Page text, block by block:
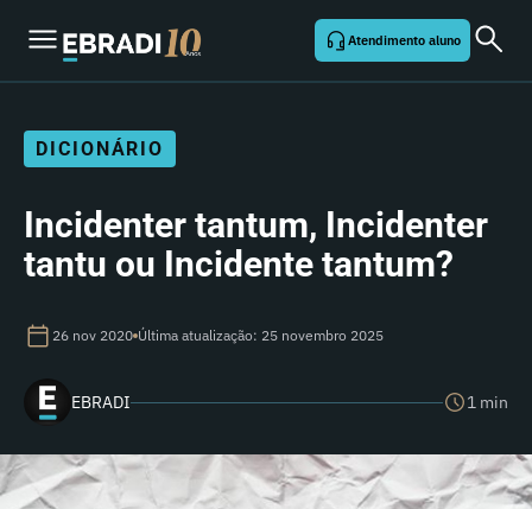
Atendimento aluno
DICIONÁRIO
Incidenter tantum, Incidenter
tantu ou Incidente tantum?
26 nov 2020 Última atualização: 25 novembro 2025
EBRADI 1 min